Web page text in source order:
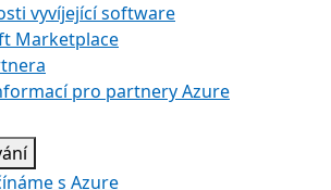
vyvíjející software
Marketplace
pro partnery Azure
s Azure